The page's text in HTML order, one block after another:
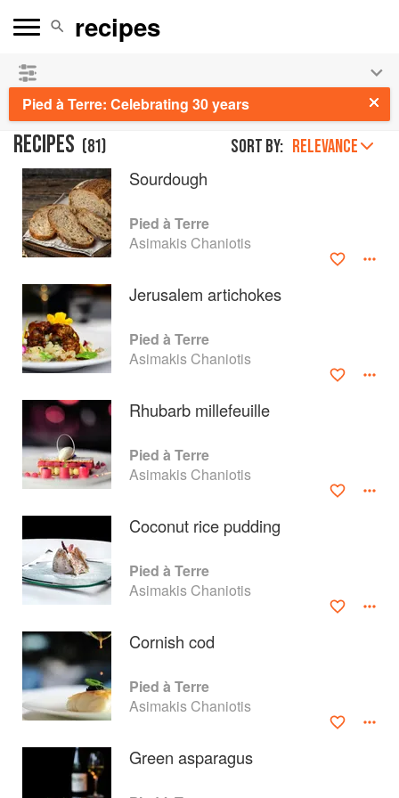
Pied à Terre: Celebrating 30 years
RECIPES (81) Sort by: RELEVANCE
Sourdough
Pied à Terre
Asimakis Chaniotis
Jerusalem artichokes
Pied à Terre
Asimakis Chaniotis
Rhubarb millefeuille
Pied à Terre
Asimakis Chaniotis
Coconut rice pudding
Pied à Terre
Asimakis Chaniotis
Cornish cod
Pied à Terre
Asimakis Chaniotis
Green asparagus
See our
About
faq
Contact
Privacy
Gifts